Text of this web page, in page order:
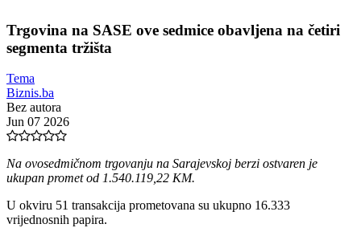
Trgovina na SASE ove sedmice obavljena na četiri
segmenta tržišta
Tema
Biznis.ba
Bez autora
Jun 07 2026
Na ovosedmičnom trgovanju na Sarajevskoj berzi ostvaren je
ukupan promet od 1.540.119,22 KM.
U okviru 51 transakcija prometovana su ukupno 16.333
vrijednosnih papira.